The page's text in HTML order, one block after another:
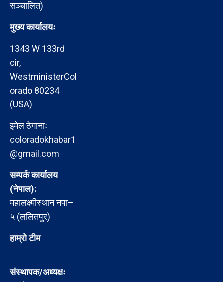
सञ्चालित)
मुख्य कार्यालयः
1343 W 133rd
cir,
WestministerCol
orado 80234
(USA)
इमेल ठेगानाः
coloradokhabar1
@gmail.com
सम्पर्क कार्यालय
(नेपाल):
महालक्ष्मीस्थान नपा–
५ (ललितपुर)
हाम्रो टीम
संस्थापक/अध्यक्षः